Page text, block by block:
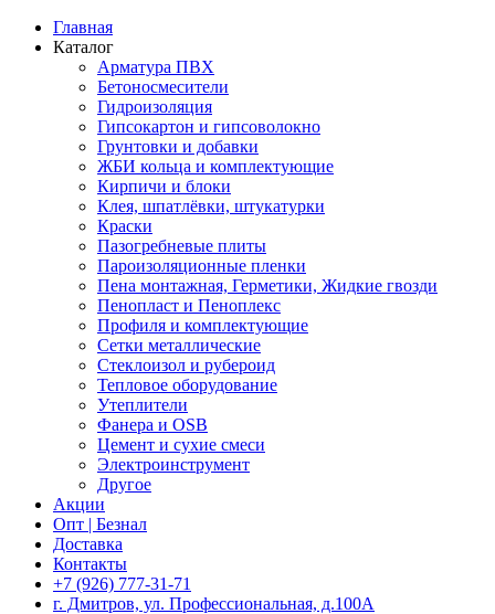
Главная
Каталог
Арматура ПВХ
Бетоносмесители
Гидроизоляция
Гипсокартон и гипсоволокно
Грунтовки и добавки
ЖБИ кольца и комплектующие
Кирпичи и блоки
Клея, шпатлёвки, штукатурки
Краски
Пазогребневые плиты
Пароизоляционные пленки
Пена монтажная, Герметики, Жидкие гвозди
Пенопласт и Пеноплекс
Профиля и комплектующие
Сетки металлические
Стеклоизол и рубероид
Тепловое оборудование
Утеплители
Фанера и OSB
Цемент и сухие смеси
Электроинструмент
Другое
Акции
Опт | Безнал
Доставка
Контакты
+7 (926) 777-31-71
г. Дмитров, ул. Профессиональная, д.100А